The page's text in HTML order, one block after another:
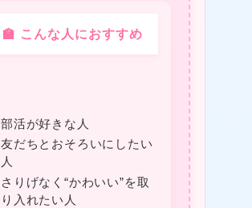
🏫 こんな人におすすめ
部活が好きな人
友だちとおそろいにしたい
人
さりげなく“かわいい”を取
り入れたい人